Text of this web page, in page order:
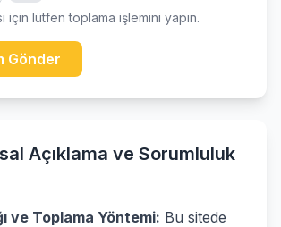
için lütfen toplama işlemini yapın.
Gönder
Açıklama ve Sorumluluk
ve Toplama Yöntemi: Bu sitede